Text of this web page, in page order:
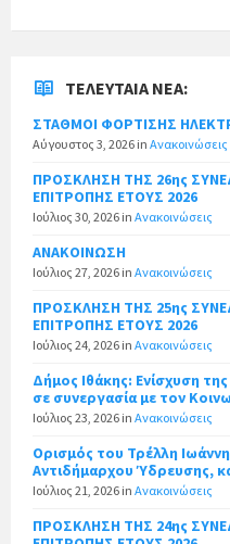
ΤΕΛΕΥΤΑΊΑ ΝΈΑ:
ΣΤΑΘΜΟΙ ΦΟΡΤΙΣΗΣ
Αύγουστος 3, 2026 in Ανακοινώσεις
ΠΡΟΣΚΛΗΣΗ ΤΗΣ 26ης
ΕΠΙΤΡΟΠΗΣ ΕΤΟΥΣ 2026
Ιούλιος 30, 2026 in Ανακοινώσεις
ΑΝΑΚΟΙΝΩΣΗ
Ιούλιος 27, 2026 in Ανακοινώσεις
ΠΡΟΣΚΛΗΣΗ ΤΗΣ 25ης
ΕΠΙΤΡΟΠΗΣ ΕΤΟΥΣ 2026
Ιούλιος 24, 2026 in Ανακοινώσεις
Δήμος Ιθάκης: Ενίσχυση
σε συνεργασία με τον
Ιούλιος 23, 2026 in Ανακοινώσεις
Ορισμός του Τρέλλη
Αντιδήμαρχου Ύδρευσης,
Ιούλιος 21, 2026 in Ανακοινώσεις
ΠΡΟΣΚΛΗΣΗ ΤΗΣ 24ης